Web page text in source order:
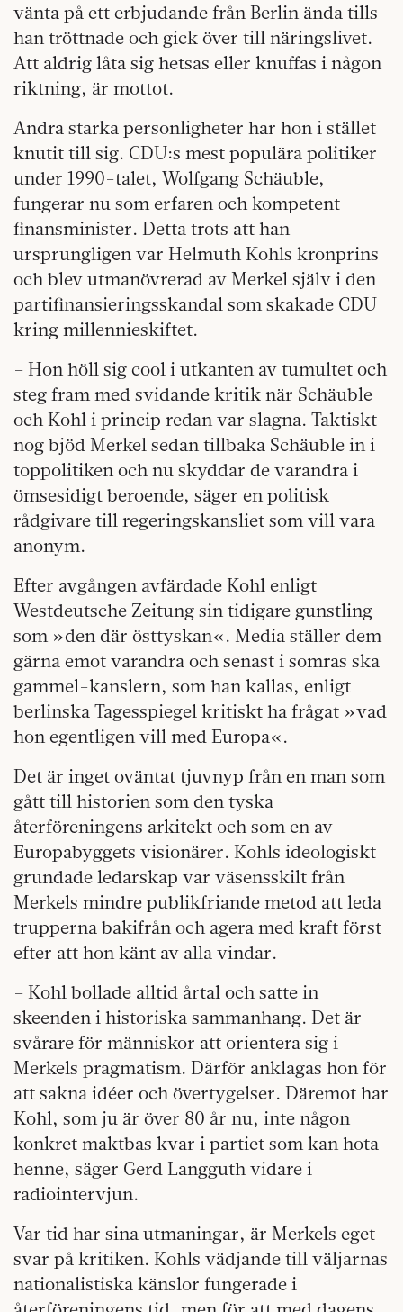
vänta på ett erbjudande från Berlin ända tills
han tröttnade och gick över till näringslivet.
Att aldrig låta sig hetsas eller knuffas i någon
riktning, är mottot.
Andra starka personligheter har hon i stället
knutit till sig. CDU:s mest populära politiker
under 1990-talet, Wolfgang Schäuble,
fungerar nu som erfaren och kompetent
finansminister. Detta trots att han
ursprungligen var Helmuth Kohls kronprins
och blev utmanövrerad av Merkel själv i den
partifinansieringsskandal som skakade CDU
kring millennieskiftet.
– Hon höll sig cool i utkanten av tumultet och
steg fram med svidande kritik när Schäuble
och Kohl i princip redan var slagna. Taktiskt
nog bjöd Merkel sedan tillbaka Schäuble in i
toppolitiken och nu skyddar de varandra i
ömsesidigt beroende, säger en politisk
rådgivare till regeringskansliet som vill vara
anonym.
Efter avgången avfärdade Kohl enligt
Westdeutsche Zeitung sin tidigare gunstling
som »den där östtyskan«. Media ställer dem
gärna emot varandra och senast i somras ska
gammel-kanslern, som han kallas, enligt
berlinska Tagesspiegel kritiskt ha frågat »vad
hon egentligen vill med Europa«.
Det är inget oväntat tjuvnyp från en man som
gått till historien som den tyska
återföreningens arkitekt och som en av
Europabyggets visionärer. Kohls ideologiskt
grundade ledarskap var väsensskilt från
Merkels mindre publikfriande metod att leda
trupperna bakifrån och agera med kraft först
efter att hon känt av alla vindar.
– Kohl bollade alltid årtal och satte in
skeenden i historiska sammanhang. Det är
svårare för människor att orientera sig i
Merkels pragmatism. Därför anklagas hon för
att sakna idéer och övertygelser. Däremot har
Kohl, som ju är över 80 år nu, inte någon
konkret maktbas kvar i partiet som kan hota
henne, säger Gerd Langguth vidare i
radiointervjun.
Var tid har sina utmaningar, är Merkels eget
svar på kritiken. Kohls vädjande till väljarnas
nationalistiska känslor fungerade i